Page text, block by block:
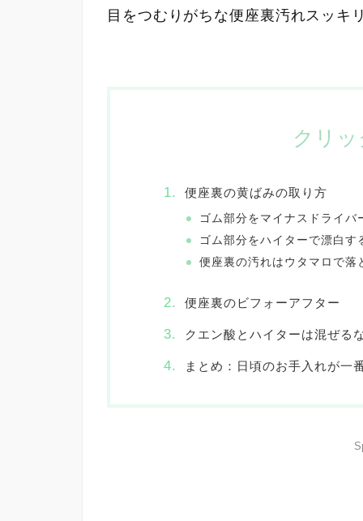
目をつむりがちな便座裏汚れスッキ
クリ
便座裏の黄ばみの取り方
ゴム部分をマイナスドライバ
ゴム部分をハイターで漂白す
便座裏の汚れはウタマロで落
便座裏のビフォーアフター
クエン酸とハイターは混ぜる
まとめ：日頃のお手入れが一